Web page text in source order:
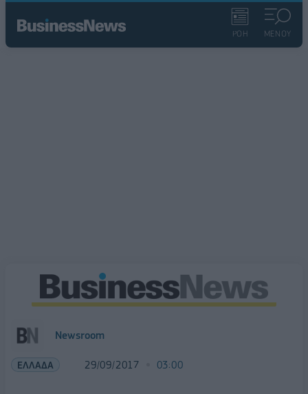
ΡΟΗ ΜΕΝΟΥ
Newsroom
ΕΛΛΑΔΑ 29/09/2017 03:00